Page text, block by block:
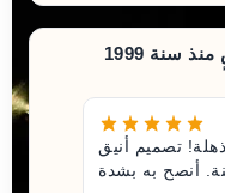
تصميم أنيق